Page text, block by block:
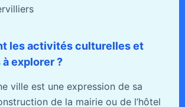
les activités culturelles et
explorer ?
ville est une expression de sa
de la mairie ou de l’hôtel